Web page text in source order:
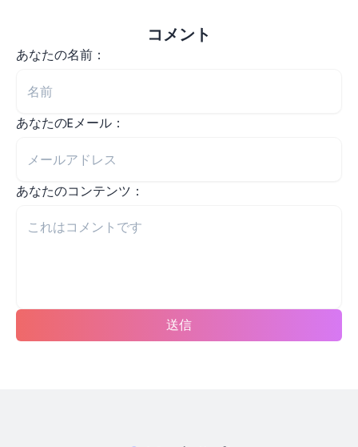
コメント
あなたの名前：
あなたのEメール：
あなたのコンテンツ：
送信